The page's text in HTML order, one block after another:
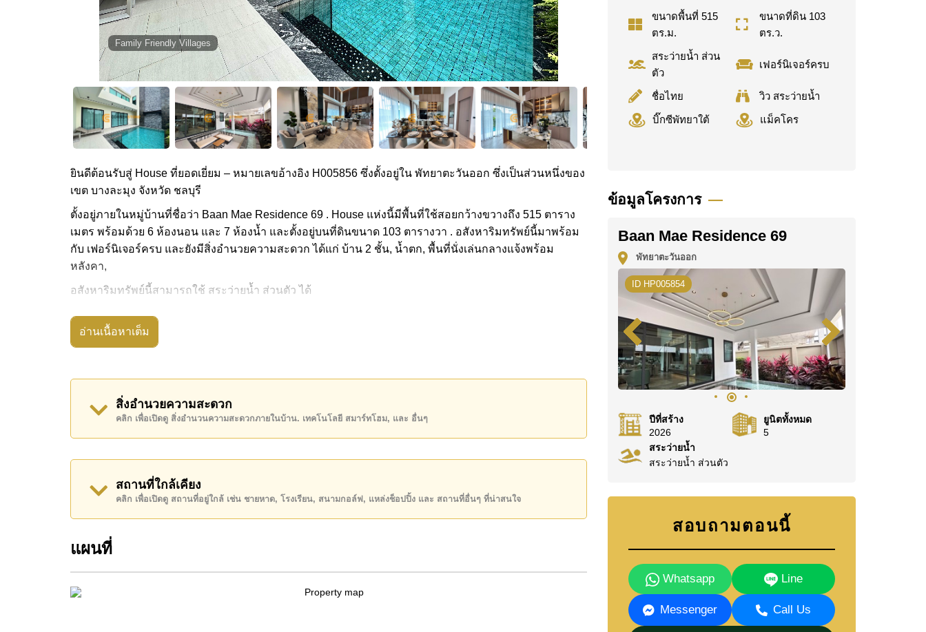
Family Friendly Villages
ยินดีต้อนรับสู่ House ที่ยอดเยี่ยม – หมายเลขอ้างอิง H005856 ซึ่งตั้งอยู่ใน พัทยาตะวันออก ซึ่งเป็นส่วนหนึ่งของ
เขต บางละมุง จังหวัด ชลบุรี
ตั้งอยู่ภายในหมู่บ้านที่ชื่อว่า Baan Mae Residence 69 . House แห่งนี้มีพื้นที่ใช้สอยกว้างขวางถึง 515 ตาราง
เมตร พร้อมด้วย 6 ห้องนอน และ 7 ห้องน้ำ และตั้งอยู่บนที่ดินขนาด 103 ตารางวา . อสังหาริมทรัพย์นี้มาพร้อม
กับ เฟอร์นิเจอร์ครบ และยังมีสิ่งอำนวยความสะดวก ได้แก่ บ้าน 2 ชั้น, น้ำตก, พื้นที่นั่งเล่นกลางแจ้งพร้อม
หลังคา,
อสังหาริมทรัพย์นี้สามารถใช้ สระว่ายน้ำ ส่วนตัว ได้
Baan Mae Residence 69 มีสิ่งอำนวยความสะดวกส่วนกลาง ได้แก่
สถานที่สำคัญใกล้ Baan Mae Residence 69 ได้แก่: โลตัส & เอ้าท์เล็ทมอลล์, บิ๊กซีพัทยาใต้, แม็คโคร, ร้าน
อสังหาริมทรัพย์นี้มีไว้สำหรับขายในราคา ฿ 17,990,000 บาท
โฉนดที่ดินของอสังหาริมทรัพย์นี้อยู่ภายใต้กรรมสิทธิ์ ชื่อไทยโดยมี ค่าโอนคนละครึ่ง
ค้นพบโอกาสในการทำให้ที่อยู่อาศัยนี้เป็นบ้านในฝันของคุณ!
ติดต่อ Cornerstone Real Estate โทร +6638411250 หรือ อีเมล
อ่านเนื้อหาเต็ม
สิ่งอำนวยความสะดวก
คลิก เพื่อเปิดดู สิ่งอำนวนความสะดวกภายในบ้าน. เทคโนโลยี สมาร์ทโฮม, และ อื่นๆ
สถานที่ใกล้เคียง
คลิก เพื่อเปิดดู สถานที่อยู่ใกล้ เช่น ชายหาด, โรงเรียน, สนามกอล์ฟ, แหล่งช็อปปิ้ง และ สถานที่อื่นๆ ที่น่าสนใจ
แผนที่
ขนาดพื้นที่ 515
ตร.ม.
ขนาดที่ดิน 103
ตร.ว.
สระว่ายน้ำ ส่วน
ตัว
เฟอร์นิเจอร์ครบ
ชื่อไทย
วิว สระว่ายน้ำ
บิ๊กซีพัทยาใต้
แม็คโคร
ข้อมูลโครงการ
Baan Mae Residence 69
พัทยาตะวันออก
ID HP005854
ปีที่สร้าง
2026
ยูนิตทั้งหมด
5
สระว่ายน้ำ
สระว่ายน้ำ ส่วนตัว
สอบถามตอนนี้
Whatsapp Line
Messenger Call Us